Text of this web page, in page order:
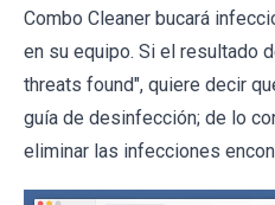
Combo Cleaner bucará
en su equipo. Si el resultado
threats found", quiere decir
guía de desinfección; de lo
eliminar las infecciones